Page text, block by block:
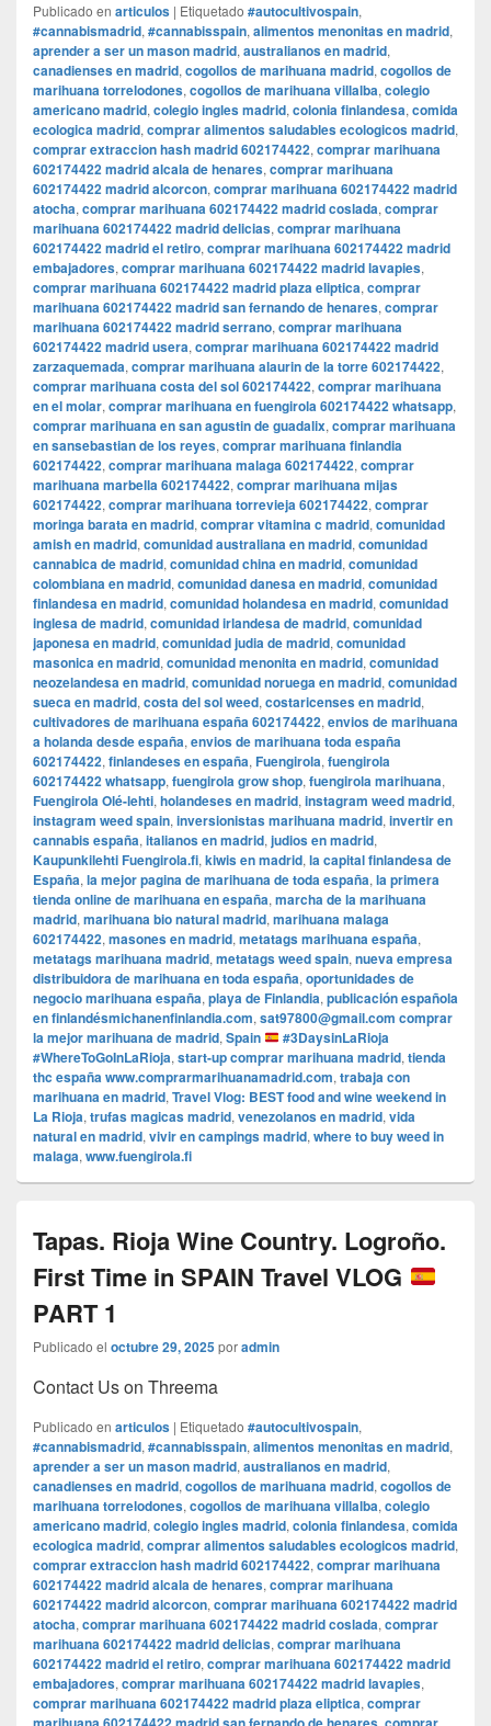
Publicado en articulos | Etiquetado #autocultivospain,
#cannabismadrid, #cannabisspain, alimentos menonitas en madrid,
aprender a ser un mason madrid, australianos en madrid,
canadienses en madrid, cogollos de marihuana madrid, cogollos de
marihuana torrelodones, cogollos de marihuana villalba, colegio
americano madrid, colegio ingles madrid, colonia finlandesa, comida
ecologica madrid, comprar alimentos saludables ecologicos madrid,
comprar extraccion hash madrid 602174422, comprar marihuana
602174422 madrid alcala de henares, comprar marihuana
602174422 madrid alcorcon, comprar marihuana 602174422 madrid
atocha, comprar marihuana 602174422 madrid coslada, comprar
marihuana 602174422 madrid delicias, comprar marihuana
602174422 madrid el retiro, comprar marihuana 602174422 madrid
embajadores, comprar marihuana 602174422 madrid lavapies,
comprar marihuana 602174422 madrid plaza eliptica, comprar
marihuana 602174422 madrid san fernando de henares, comprar
marihuana 602174422 madrid serrano, comprar marihuana
602174422 madrid usera, comprar marihuana 602174422 madrid
zarzaquemada, comprar marihuana alaurin de la torre 602174422,
comprar marihuana costa del sol 602174422, comprar marihuana
en el molar, comprar marihuana en fuengirola 602174422 whatsapp,
comprar marihuana en san agustin de guadalix, comprar marihuana
en sansebastian de los reyes, comprar marihuana finlandia
602174422, comprar marihuana malaga 602174422, comprar
marihuana marbella 602174422, comprar marihuana mijas
602174422, comprar marihuana torrevieja 602174422, comprar
moringa barata en madrid, comprar vitamina c madrid, comunidad
amish en madrid, comunidad australiana en madrid, comunidad
cannabica de madrid, comunidad china en madrid, comunidad
colombiana en madrid, comunidad danesa en madrid, comunidad
finlandesa en madrid, comunidad holandesa en madrid, comunidad
inglesa de madrid, comunidad irlandesa de madrid, comunidad
japonesa en madrid, comunidad judia de madrid, comunidad
masonica en madrid, comunidad menonita en madrid, comunidad
neozelandesa en madrid, comunidad noruega en madrid, comunidad
sueca en madrid, costa del sol weed, costaricenses en madrid,
cultivadores de marihuana españa 602174422, envios de marihuana
a holanda desde españa, envios de marihuana toda españa
602174422, finlandeses en españa, Fuengirola, fuengirola
602174422 whatsapp, fuengirola grow shop, fuengirola marihuana,
Fuengirola Olé-lehti, holandeses en madrid, instagram weed madrid,
instagram weed spain, inversionistas marihuana madrid, invertir en
cannabis españa, italianos en madrid, judios en madrid,
Kaupunkilehti Fuengirola.fi, kiwis en madrid, la capital finlandesa de
España, la mejor pagina de marihuana de toda españa, la primera
tienda online de marihuana en españa, marcha de la marihuana
madrid, marihuana bio natural madrid, marihuana malaga
602174422, masones en madrid, metatags marihuana españa,
metatags marihuana madrid, metatags weed spain, nueva empresa
distribuidora de marihuana en toda españa, oportunidades de
negocio marihuana españa, playa de Finlandia, publicación española
en finlandésmichanenfinlandia.com, sat97800@gmail.com comprar
la mejor marihuana de madrid, Spain
#3DaysinLaRioja
#WhereToGoInLaRioja, start-up comprar marihuana madrid, tienda
thc españa www.comprarmarihuanamadrid.com, trabaja con
marihuana en madrid, Travel Vlog: BEST food and wine weekend in
La Rioja, trufas magicas madrid, venezolanos en madrid, vida
natural en madrid, vivir en campings madrid, where to buy weed in
malaga, www.fuengirola.fi
Tapas. Rioja Wine Country. Logroño.
First Time in SPAIN Travel VLOG
PART 1
Publicado el octubre 29, 2025poradmin
Contact Us on Threema
Publicado en articulos | Etiquetado #autocultivospain,
#cannabismadrid, #cannabisspain, alimentos menonitas en madrid,
aprender a ser un mason madrid, australianos en madrid,
canadienses en madrid, cogollos de marihuana madrid, cogollos de
marihuana torrelodones, cogollos de marihuana villalba, colegio
americano madrid, colegio ingles madrid, colonia finlandesa, comida
ecologica madrid, comprar alimentos saludables ecologicos madrid,
comprar extraccion hash madrid 602174422, comprar marihuana
602174422 madrid alcala de henares, comprar marihuana
602174422 madrid alcorcon, comprar marihuana 602174422 madrid
atocha, comprar marihuana 602174422 madrid coslada, comprar
marihuana 602174422 madrid delicias, comprar marihuana
602174422 madrid el retiro, comprar marihuana 602174422 madrid
embajadores, comprar marihuana 602174422 madrid lavapies,
comprar marihuana 602174422 madrid plaza eliptica, comprar